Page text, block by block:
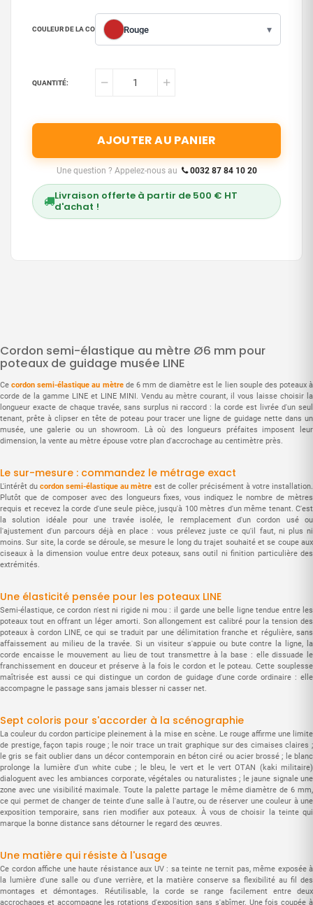
Cordon semi-élastique au mètre Ø6 mm pour
poteaux de guidage musée LINE
Cecordon semi-élastique au mètrede 6 mm de diamètre est le lien souple des poteaux à
corde de la gamme LINE et LINE MINI. Vendu au mètre courant, il vous laisse choisir la
longueur exacte de chaque travée, sans surplus ni raccord : la corde est livrée d'un seul
tenant, prête à clipser en tête de poteau pour tracer une ligne de guidage nette dans un
musée, une galerie ou un showroom. Là où des longueurs préfaites imposent leur
dimension, la vente au mètre épouse votre plan d'accrochage au centimètre près.
Le sur-mesure : commandez le métrage exact
L'intérêt ducordon semi-élastique au mètre est de coller précisément à votre installation.
Plutôt que de composer avec des longueurs fixes, vous indiquez le nombre de mètres
requis et recevez la corde d'une seule pièce, jusqu'à 100 mètres d'un même tenant. C'est
la solution idéale pour une travée isolée, le remplacement d'un cordon usé ou
l'ajustement d'un parcours déjà en place : vous prélevez juste ce qu'il faut, ni plus ni
moins. Sur site, la corde se déroule, se mesure le long du trajet souhaité et se coupe aux
ciseaux à la dimension voulue entre deux poteaux, sans outil ni finition particulière des
extrémités.
Une élasticité pensée pour les poteaux LINE
Semi-élastique, ce cordon n'est ni rigide ni mou : il garde une belle ligne tendue entre les
poteaux tout en offrant un léger amorti. Son allongement est calibré pour la tension des
poteaux à cordon LINE, ce qui se traduit par une délimitation franche et régulière, sans
affaissement au milieu de la travée. Si un visiteur s'appuie ou bute contre la ligne, la
corde encaisse le mouvement au lieu de tout transmettre à la base : elle dissuade le
franchissement en douceur et préserve à la fois le cordon et le poteau. Cette souplesse
maîtrisée est aussi ce qui distingue un cordon de guidage d'une corde ordinaire : elle
accompagne le passage sans jamais blesser ni casser net.
Sept coloris pour s'accorder à la scénographie
La couleur du cordon participe pleinement à la mise en scène. Le rouge affirme une limite
de prestige, façon tapis rouge ; le noir trace un trait graphique sur des cimaises claires ;
le gris se fait oublier dans un décor contemporain en béton ciré ou acier brossé ; le blanc
prolonge la lumière d'un white cube ; le bleu, le vert et le vert OTAN (kaki militaire)
dialoguent avec les ambiances corporate, végétales ou naturalistes ; le jaune signale une
zone avec une visibilité maximale. Toute la palette partage le même diamètre de 6 mm,
ce qui permet de changer de teinte d'une salle à l'autre, ou de réserver une couleur à une
exposition temporaire, sans rien modifier aux poteaux. À vous de choisir la teinte qui
marque la bonne distance sans détourner le regard des œuvres.
Une matière qui résiste à l'usage
Ce cordon affiche une haute résistance aux UV : sa teinte ne ternit pas, même exposée à
la lumière d'une salle ou d'une verrière, et la matière conserve sa flexibilité au fil des
montages et démontages. Réutilisable, la corde se range facilement entre deux
accrochages et accompagne les rotations d'exposition sans s'abîmer. Une fois coupée à
COULEUR DE LA CORDE : Rouge ▾
QUANTITÉ:
AJOUTER AU PANIER
Une question ? Appelez-nous au 0032 87 84 10 20
Livraison offerte à partir de 500 € HT
d'achat !